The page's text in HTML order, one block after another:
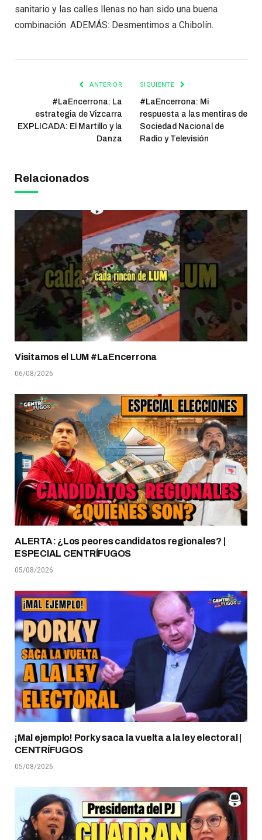
sanitario y las calles llenas no han sido una buena
combinación. ADEMÁS: Desmentimos a Chibolín.
ANTERIOR
#LaEncerrona: La
estrategia de Vizcarra
EXPLICADA: El Martillo y la
Danza
SIGUIENTE
#LaEncerrona: Mi
respuesta a las mentiras de
Sociedad Nacional de
Radio y Televisión
Relacionados
Visitamos el LUM #LaEncerrona
06/08/2026
ALERTA: ¿Los peores candidatos regionales? |
ESPECIAL CENTRÍFUGOS
05/08/2026
¡Mal ejemplo! Porky saca la vuelta a la ley electoral |
CENTRÍFUGOS
05/08/2026